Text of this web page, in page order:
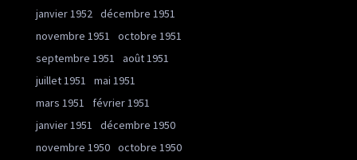
janvier 1952 décembre 1951
novembre 1951
octobre 1951
septembre 1951
août 1951
juillet 1951
mai 1951
mars 1951
février 1951
janvier 1951
décembre 1950
novembre 1950 octobre 1950